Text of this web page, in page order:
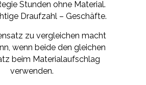
Stunden ohne Material.
Draufzahl – Geschäfte.
zu vergleichen macht
wenn beide den gleichen
beim Materialaufschlag
verwenden.